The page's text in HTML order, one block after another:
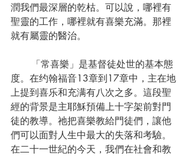
潤我們最深層的乾枯。可以說，哪裡有
聖靈的工作，哪裡就有喜樂充滿。那裡
就有屬靈的醫治。
度。在约翰福音13章到17章中，主在地
上提到喜乐和充满有八次之多。這段聖
經的背景是主耶穌預備上十字架前對門
徒的教導。祂把喜樂教給門徒們，讓他
們可以面對人生中最大的失落和考驗。
在二十一世紀的今天，我們在社會和教